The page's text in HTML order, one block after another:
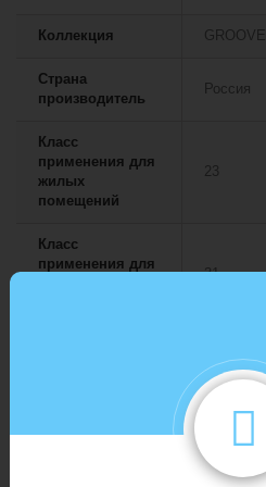
Коллекция GROOVE
Страна
производитель
Россия
Класс
применения для
жилых
помещений
23
Класс
применения для
31
Планка
Водостойкий